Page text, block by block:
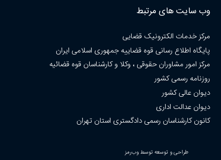
وب سایت های مرتبط
مرکز خدمات الکترونیک قضایی
پایگاه اطلاع رسانی قوه قضاییه جمهوری اسلامی ایران
مرکز امور مشاوران حقوقی ، وکلا و کارشناسان قوه قضائیه
روزنامه رسمی کشور
دیوان عالی کشور
دیوان عدالت اداری
کانون کارشناسان رسمی دادگستری استان تهران
طراحی و توسعه توسط وب‌رمز